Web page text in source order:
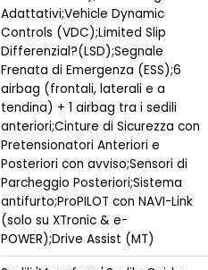
Adattativi;Vehicle Dynamic
Controls (VDC);Limited Slip
Differenzial?(LSD);Segnale
Frenata di Emergenza (ESS);6
airbag (frontali, laterali e a
tendina) + 1 airbag tra i sedili
anteriori;Cinture di Sicurezza con
Pretensionatori Anteriori e
Posteriori con avviso;Sensori di
Parcheggio Posteriori;Sistema
antifurto;ProPILOT con NAVI-Link
(solo su XTronic & e-
POWER);Drive Assist (MT)